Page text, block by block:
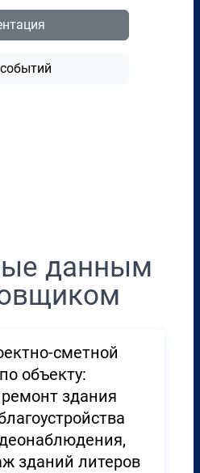
данным
сметной
объекту:
здания
зданий литеров